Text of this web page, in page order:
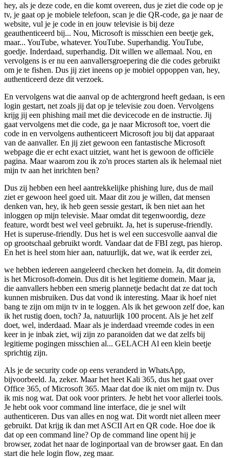
hey, als je deze code, en die komt overeen, dus je ziet die code op je
tv, je gaat op je mobiele telefoon, scan je die QR-code, ga je naar de
website, vul je je code in en jouw televisie is bij deze
geauthenticeerd bij... Nou, Microsoft is misschien een beetje gek,
maar... YouTube, whatever. YouTube. Superhandig. YouTube,
goedje. Inderdaad, superhandig. Dit willen we allemaal. Nou, en
vervolgens is er nu een aanvallersgroepering die die codes gebruikt
om je te fishen. Dus jij ziet ineens op je mobiel oppoppen van, hey,
authenticeerd deze dit verzoek.
En vervolgens wat die aanval op de achtergrond heeft gedaan, is een
login gestart, net zoals jij dat op je televisie zou doen. Vervolgens
krijg jij een phishing mail met die devicecode en de instructie. Jij
gaat vervolgens met die code, ga je naar Microsoft toe, voert die
code in en vervolgens authenticeert Microsoft jou bij dat apparaat
van de aanvaller. En jij ziet gewoon een fantastische Microsoft
webpage die er echt exact uitziet, want het is gewoon de officiële
pagina. Maar waarom zou ik zo'n proces starten als ik helemaal niet
mijn tv aan het inrichten ben?
Dus zij hebben een heel aantrekkelijke phishing lure, dus de mail
ziet er gewoon heel goed uit. Maar dit zou je willen, dat mensen
denken van, hey, ik heb geen sessie gestart, ik ben niet aan het
inloggen op mijn televisie. Maar omdat dit tegenwoordig, deze
feature, wordt best wel veel gebruikt. Ja, het is superuse-friendly.
Het is superuse-friendly. Dus het is wel een succesvolle aanval die
op grootschaal gebruikt wordt. Vandaar dat de FBI zegt, pas hierop.
En het is heel stom hier aan, natuurlijk, dat we, wat ik eerder zei,
we hebben iedereen aangeleerd checken het domein. Ja, dit domein
is het Microsoft-domein. Dus dit is het legitieme domein. Maar ja,
die aanvallers hebben een smerig plannetje bedacht dat ze dat toch
kunnen misbruiken. Dus dat vond ik interesting. Maar ik hoef niet
bang te zijn om mijn tv in te loggen. Als ik het gewoon zelf doe, kan
ik het rustig doen, toch? Ja, natuurlijk 100 procent. Als je het zelf
doet, wel, inderdaad. Maar als je inderdaad vreemde codes in een
keer in je inbak ziet, wij zijn zo paranoïden dat we dat zelfs bij
legitieme pogingen misschien al... GELACH Al een klein beetje
sprichtig zijn.
Als je de security code op eens veranderd in WhatsApp,
bijvoorbeeld. Ja, zeker. Maar het heet Kali 365, dus het gaat over
Office 365, of Microsoft 365. Maar dat doe ik niet om mijn tv. Dus
ik mis nog wat. Dat ook voor printers. Je hebt het voor allerlei tools.
Je hebt ook voor command line interface, die je snel wilt
authenticeren. Dus van alles en nog wat. Dit wordt niet alleen meer
gebruikt. Dat krijg ik dan met ASCII Art en QR code. Hoe doe ik
dat op een command line? Op de command line opent hij je
browser, zodat het naar de loginportaal van de browser gaat. En dan
start die hele login flow, zeg maar.